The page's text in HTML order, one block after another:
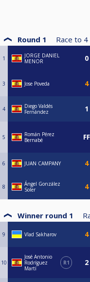
Round 1 Race to 4
1
JORGE DANIEL
MENOR
3 Jose Poveda
4
Diego Valdés
Fernández
5
Román Pérez
Bernabé
6 JUAN CAMPANY
8
Ángel González
Soler
Winner round 1
9 Vlad Sakharov
10
José Antonio
Rodríguez
Martí
R1